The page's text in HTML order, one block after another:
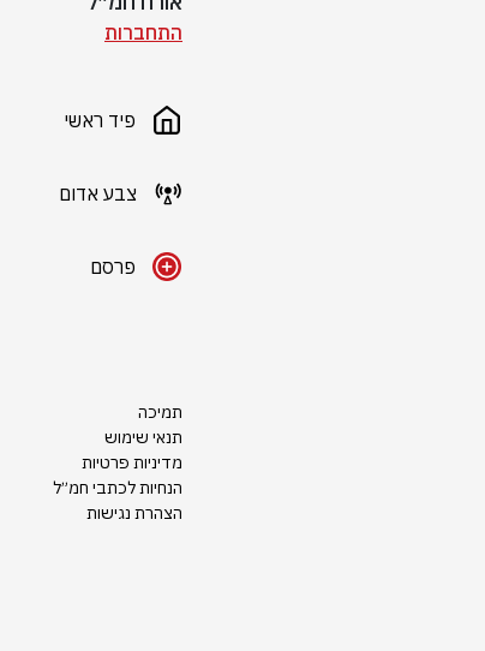
התחברות
פיד ראשי
צבע אדום
פרסם
תמיכה
תנאי שימוש
מדיניות פרטיות
הנחיות לכתבי חמ״ל
הצהרת נגישות